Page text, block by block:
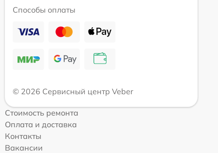
Способы оплаты
© 2026 Сервисный центр Veber
Стоимость ремонта
Оплата и доставка
Контакты
Вакансии